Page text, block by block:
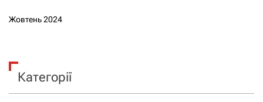
Жовтень 2024
Категорії